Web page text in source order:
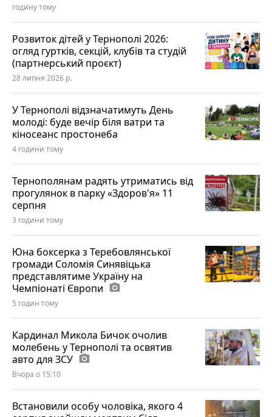
годину тому
Розвиток дітей у Тернополі 2026:
огляд гуртків, секцій, клубів та студій
(партнерський проєкт)
28 липня 2026 р.
У Тернополі відзначатимуть День
молоді: буде вечір біля ватри та
кіносеанс простонеба
4 години тому
Тернополянам радять утриматись від
прогулянок в парку «Здоров'я» 11
серпня
3 години тому
Юна боксерка з Теребовлянської
громади Соломія Синявіцька
представлятиме Україну на
Чемпіонаті Європи photo_camera
5 годин тому
Кардинал Микола Бичок очолив
молебень у Тернополі та освятив
авто для ЗСУ photo_camera
Вчора о 15:10
Встановили особу чоловіка, якого 4